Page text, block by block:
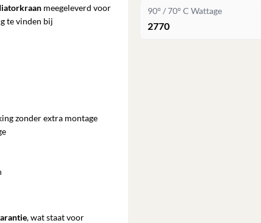
meegeleverd voor
te vinden bij
zonder extra montage
, wat staat voor
90° / 70° C Wattage
2770